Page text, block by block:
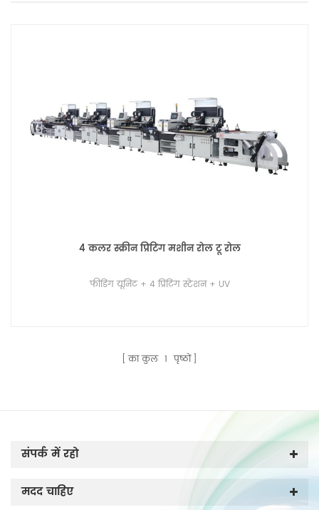
4 कलर स्क्रीन प्रिंटिंग मशीन रोल टू रोल
फीडिंग यूनिट + 4 प्रिंटिंग स्टेशन + UV
का कुल 1 पृष्ठों
संपर्क में रहो
मदद चाहिए